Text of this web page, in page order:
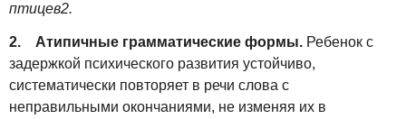
птицев2.
2. Атипичные грамматические формы. Ребенок с
задержкой психического развития устойчиво,
систематически повторяет в речи слова с
неправильными окончаниями, не изменяя их в